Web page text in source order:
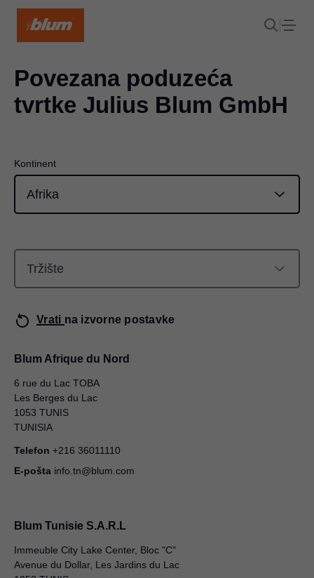
Povezana poduzeća
tvrtke Julius Blum GmbH
Kontinent
Vrati na izvorne postavke
Blum Afrique du Nord
6 rue du Lac TOBA
Les Berges du Lac
1053 TUNIS
TUNISIA
Telefon +216 36011110
E-pošta info.tn@blum.com
Blum Tunisie S.A.R.L
Immeuble City Lake Center, Bloc "C"
Avenue du Dollar, Les Jardins du Lac